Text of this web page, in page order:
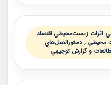
اثرات زيست‌محيطي.اقتصاد
محيطي , دستورالعمل‌هاي
و گزارش توجيهي